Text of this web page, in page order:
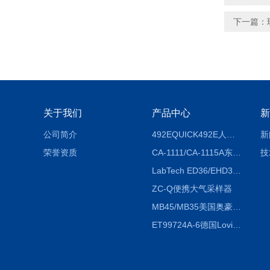
下一篇：
关于我们
公司简介
荣誉资质
产品中心
CA-1111/CA-1115A东京理化EYELA CA-1111/CA-1115A冷却水循环装置
ZC-Q便携大气采样器
MB45/MB35美国奥豪斯OHAUS MB45/MB35卤素红外水分测定仪
ET99724A-6德国Lovibond ET99724A-6微电脑BOD测定仪